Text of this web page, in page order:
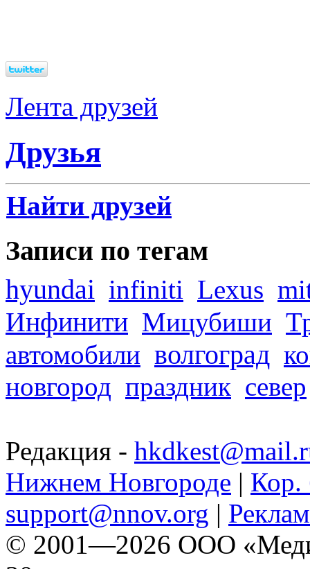
Лента друзей
Друзья
Найти друзей
Записи по тегам
hyundai infiniti Lexus
Инфинити Мицубиши
автомобили волгоград
новгород праздник север
Редакция -
Нижнем Новгороде | Кор.
support@nnov.org |
© 2001—2026 ООО